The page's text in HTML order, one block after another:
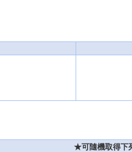
購買後
★可隨機取得下